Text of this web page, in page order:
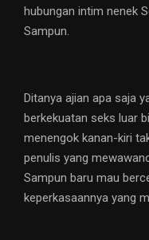
hubungan intim nenek
Sampun.
Ditanya ajian apa saja
berkekuatan seks luar
menengok kanan-kiri
penulis yang
Sampun baru mau
keperkasaannya yang